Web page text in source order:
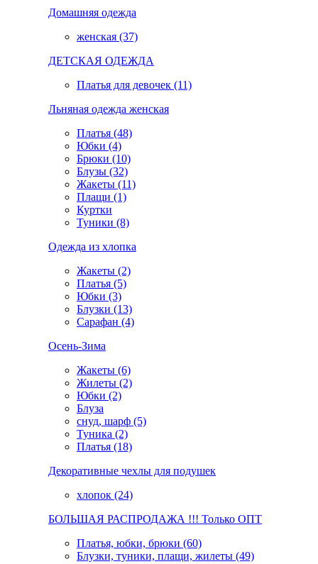
Домашняя одежда
женская (37)
ДЕТСКАЯ ОДЕЖДА
Платья для девочек (11)
Льняная одежда женская
Платья (48)
Юбки (4)
Брюки (10)
Блузы (32)
Жакеты (11)
Плащи (1)
Куртки
Туники (8)
Одежда из хлопка
Жакеты (2)
Платья (5)
Юбки (3)
Блузки (13)
Сарафан (4)
Осень-Зима
Жакеты (6)
Жилеты (2)
Юбки (2)
Блуза
снуд, шарф (5)
Туника (2)
Платья (18)
Декоративные чехлы для подушек
хлопок (24)
БОЛЬШАЯ РАСПРОДАЖА !!! Только ОПТ
Платья, юбки, брюки (60)
Блузки, туники, плащи, жилеты (49)